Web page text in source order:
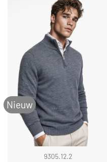
Nieuw
9305.12.2